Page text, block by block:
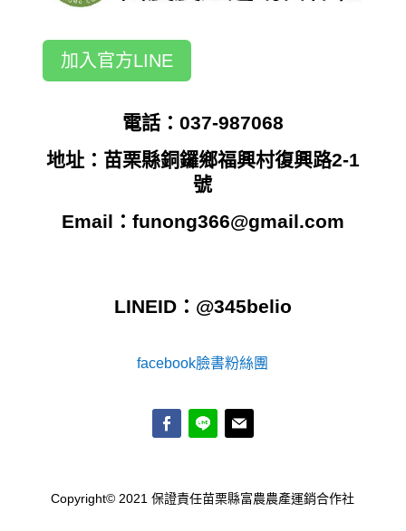
加入官方LINE
電話：037-987068
地址：苗栗縣銅鑼鄉福興村復興路2-1
號
Email： funong366@gmail.com
LINEID：@345belio
facebook臉書粉絲團
Copyright© 2021 保證責任苗栗縣富農農產運銷合作社